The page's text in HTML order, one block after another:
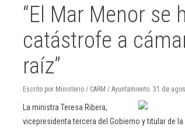
“El Mar Menor se
catástrofe a
raíz”
Escrito por Ministerio / CARM / Ayuntamiento. 31 de
La ministra Teresa Ribera,
vicepresidenta tercera del Gobierno y titular de